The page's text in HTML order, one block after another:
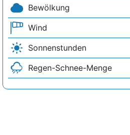
Bewölkung
Wind
Sonnenstunden
Regen-Schnee-Menge